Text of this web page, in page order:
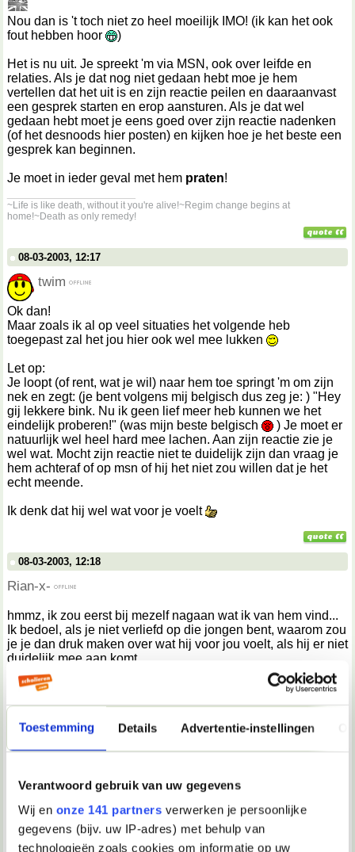
Toestemming Details Advertentie-instellingen
Verantwoord gebruik van uw gegevens
Wij en onze 141 partners verwerken je persoonlijke
gegevens (bijv. uw IP-adres) met behulp van
technologieën zoals cookies om informatie op uw
Nou dan is 't toch niet zo heel moeilijk IMO! (ik kan het ook
fout hebben hoor
)
Het is nu uit. Je spreekt 'm via MSN, ook over leifde en
relaties. Als je dat nog niet gedaan hebt moe je hem
vertellen dat het uit is en zijn reactie peilen en daaraanvast
een gesprek starten en erop aansturen. Als je dat wel
gedaan hebt moet je eens goed over zijn reactie nadenken
(of het desnoods hier posten) en kijken hoe je het beste een
gesprek kan beginnen.
Je moet in ieder geval met hem praten!
~Life is like death, without it you're alive!~Regim change begins at
home!~Death as only remedy!
08-03-2003, 12:17
twim
Ok dan!
Maar zoals ik al op veel situaties het volgende heb
toegepast zal het jou hier ook wel mee lukken
Let op:
Je loopt (of rent, wat je wil) naar hem toe springt 'm om zijn
nek en zegt: (je bent volgens mij belgisch dus zeg je: ) "Hey
gij lekkere bink. Nu ik geen lief meer heb kunnen we het
eindelijk proberen!" (was mijn beste belgisch
) Je moet er
natuurlijk wel heel hard mee lachen. Aan zijn reactie zie je
wel wat. Mocht zijn reactie niet te duidelijk zijn dan vraag je
hem achteraf of op msn of hij het niet zou willen dat je het
echt meende.
Ik denk dat hij wel wat voor je voelt
08-03-2003, 12:18
Rian-x-
hmmz, ik zou eerst bij mezelf nagaan wat ik van hem vind...
Ik bedoel, als je niet verliefd op die jongen bent, waarom zou
je je dan druk maken over wat hij voor jou voelt, als hij er niet
duidelijk mee aan komt.
Als jij dus wel meer voor hem voelt, zou ik gewoon een
eerlijk te zeggen of hij hetzelfde voor jou voelt.
Wie over zich laat lopen is een stoeptegel! *loesje*
08-03-2003, 12:40